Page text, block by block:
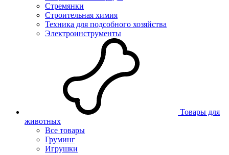
Стремянки
Строительная химия
Техника для подсобного хозяйства
Электроинструменты
Товары для
животных
Все товары
Груминг
Игрушки